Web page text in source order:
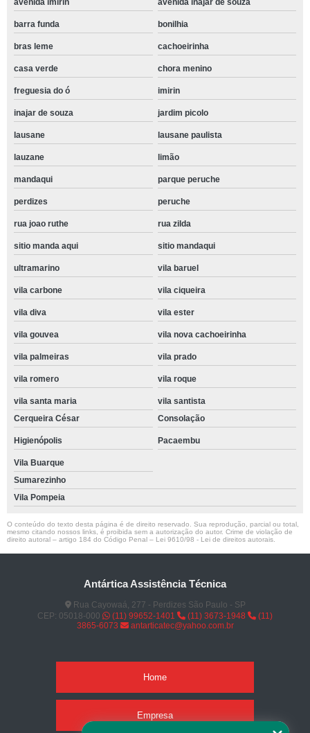
avenida imirin avenida inajar de souza
barra funda bonilhia
bras leme cachoeirinha
casa verde chora menino
freguesia do ó imirin
inajar de souza jardim picolo
lausane lausane paulista
lauzane limão
mandaqui parque peruche
perdizes peruche
rua joao ruthe rua zilda
sitio manda aqui sitio mandaqui
ultramarino vila baruel
vila carbone vila ciqueira
vila diva vila ester
vila gouvea vila nova cachoeirinha
vila palmeiras vila prado
vila romero vila roque
vila santa maria
vila santista
Cerqueira César
Consolação
Higienópolis Pacaembu
Vila Buarque
Sumarezinho
Vila Pompeia
O conteúdo do texto desta página é de direito reservado. Sua reprodução, parcial ou total,
mesmo citando nossos links, é proibida sem a autorização do autor. Crime de violação de
direito autoral – artigo 184 do Código Penal – Lei 9610/98 - Lei de direitos autorais
Antártica Assistência Técnica
Rua Cayowaá, 277 - Perdizes São Paulo - SP
CEP: 05018-000
(11) 99652-1401 (11) 3673-1948
(11)
3865-6073
antarticatec@yahoo.com.br
Home
Empresa